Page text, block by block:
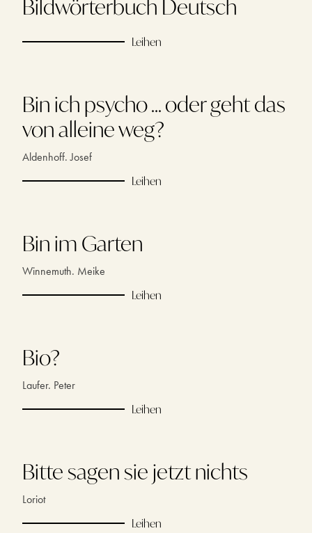
Bildwörterbuch Deutsch
Leihen
Bin ich psycho ... oder geht das
von alleine weg?
Aldenhoff. Josef
Leihen
Bin im Garten
Winnemuth. Meike
Leihen
Bio?
Laufer. Peter
Leihen
Bitte sagen sie jetzt nichts
Loriot
Leihen